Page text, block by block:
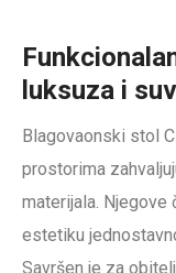
luksuza i
Blagovaonski stol
prostorima
materijala.
estetiku
Savršen je za